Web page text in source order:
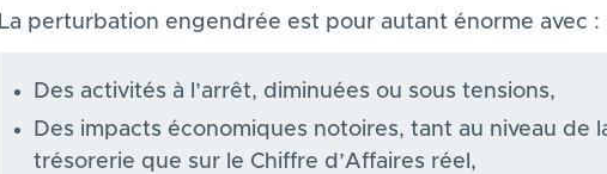
La perturbation engendrée est pour autant énorme avec :​
Des activités à l’arrêt, diminuées ou sous tensions,
Des impacts économiques notoires, tant au niveau de
trésorerie que sur le Chiffre d’Affaires réel,